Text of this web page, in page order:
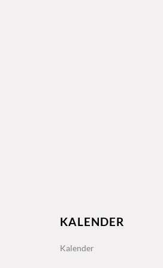
KALENDER
Kalender